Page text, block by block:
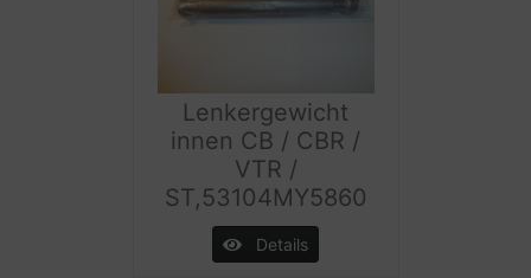
Lenkergewicht
innen CB / CBR /
VTR /
ST,53104MY5860
Details